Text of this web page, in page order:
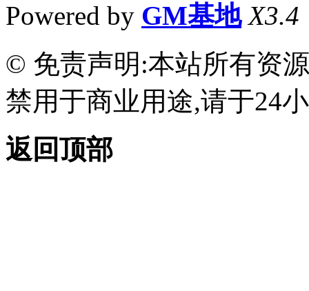
Powered by GM基地 X3.4
© 免责声明:本站所有资
禁用于商业用途,请于24
返回顶部